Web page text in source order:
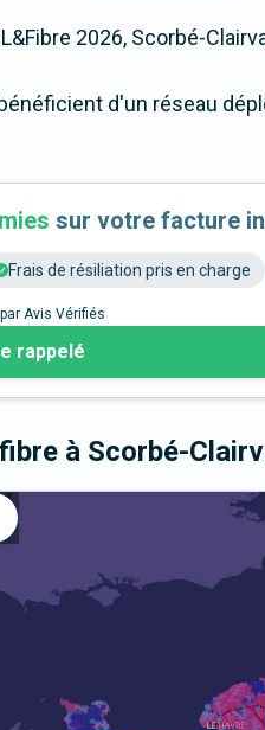
2026, Scorbé-
d'un réseau
sur votre facture
Frais de résiliation pris en charge
Avis Vérifiés
rappelé
à Scorbé-